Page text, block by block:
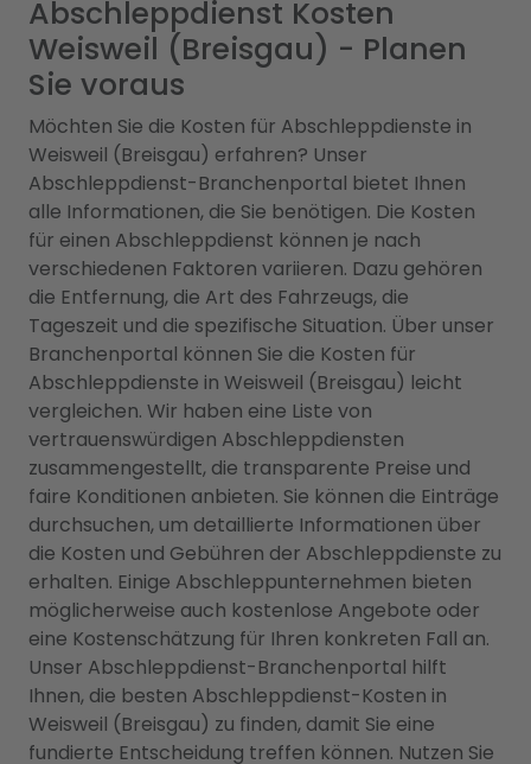
Abschleppdienst Kosten
Weisweil (Breisgau) - Planen
Sie voraus
Möchten Sie die Kosten für Abschleppdienste in
Weisweil (Breisgau) erfahren? Unser
Abschleppdienst-Branchenportal bietet Ihnen
alle Informationen, die Sie benötigen. Die Kosten
für einen Abschleppdienst können je nach
verschiedenen Faktoren variieren. Dazu gehören
die Entfernung, die Art des Fahrzeugs, die
Tageszeit und die spezifische Situation. Über unser
Branchenportal können Sie die Kosten für
Abschleppdienste in Weisweil (Breisgau) leicht
vergleichen. Wir haben eine Liste von
vertrauenswürdigen Abschleppdiensten
zusammengestellt, die transparente Preise und
faire Konditionen anbieten. Sie können die Einträge
durchsuchen, um detaillierte Informationen über
die Kosten und Gebühren der Abschleppdienste zu
erhalten. Einige Abschleppunternehmen bieten
möglicherweise auch kostenlose Angebote oder
eine Kostenschätzung für Ihren konkreten Fall an.
Unser Abschleppdienst-Branchenportal hilft
Ihnen, die besten Abschleppdienst-Kosten in
Weisweil (Breisgau) zu finden, damit Sie eine
fundierte Entscheidung treffen können. Nutzen Sie